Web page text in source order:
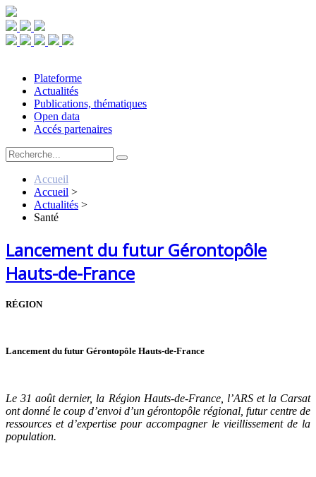
Plateforme
Actualités
Publications, thématiques
Open data
Accés partenaires
Accueil
Accueil >
Actualités >
Santé
Lancement du futur Gérontopôle
Hauts-de-France
RÉGION
Lancement du futur Gérontopôle Hauts-de-France
Le 31 août dernier, la Région Hauts-de-France, l’ARS et la Carsat
ont donné le coup d’envoi d’un gérontopôle régional, futur centre de
ressources et d’expertise pour accompagner le vieillissement de la
population.